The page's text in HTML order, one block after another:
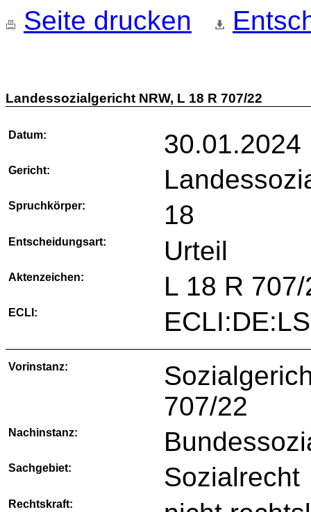
Seite drucken
Landessozialgericht NRW, L 18 R 707/22
Datum: 30.01.2024
Gericht:
Spruchkörper: 18
Entscheidungsart: Urteil
Aktenzeichen: L 18 R
ECLI:
Vorinstanz:
707/22
Nachinstanz:
Sachgebiet: Sozialrecht
Rechtskraft: